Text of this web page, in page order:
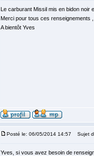
Le carburant Missil mis en bidon noir
Merci pour tous ces renseignements
A bientôt Yves
Posté le: 06/05/2014 14:57 Sujet
Yves, si vous avez besoin de